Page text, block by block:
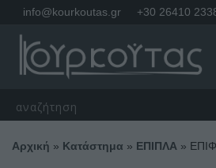
info@kourkoutas.gr +30 26410
Αρχική » Κατάστημα » ΕΠΙΠΛΑ »